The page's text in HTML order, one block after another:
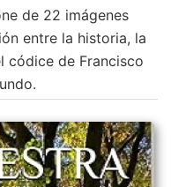
de 22 imágenes
entre la historia, la
códice de Francisco